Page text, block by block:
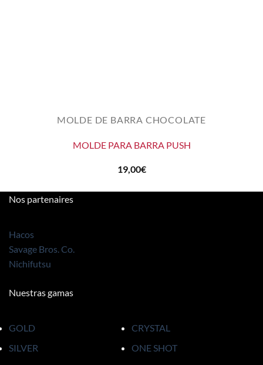
MOLDE DE BARRA CHOCOLATE
MOLDE PARA BARRA PUSH
19,00€
Nos partenaires
Hacos
Savage Bros. Co.
Nichifutsu
Nuestras gamas
GOLD
CRYSTAL
SILVER
ONE SHOT